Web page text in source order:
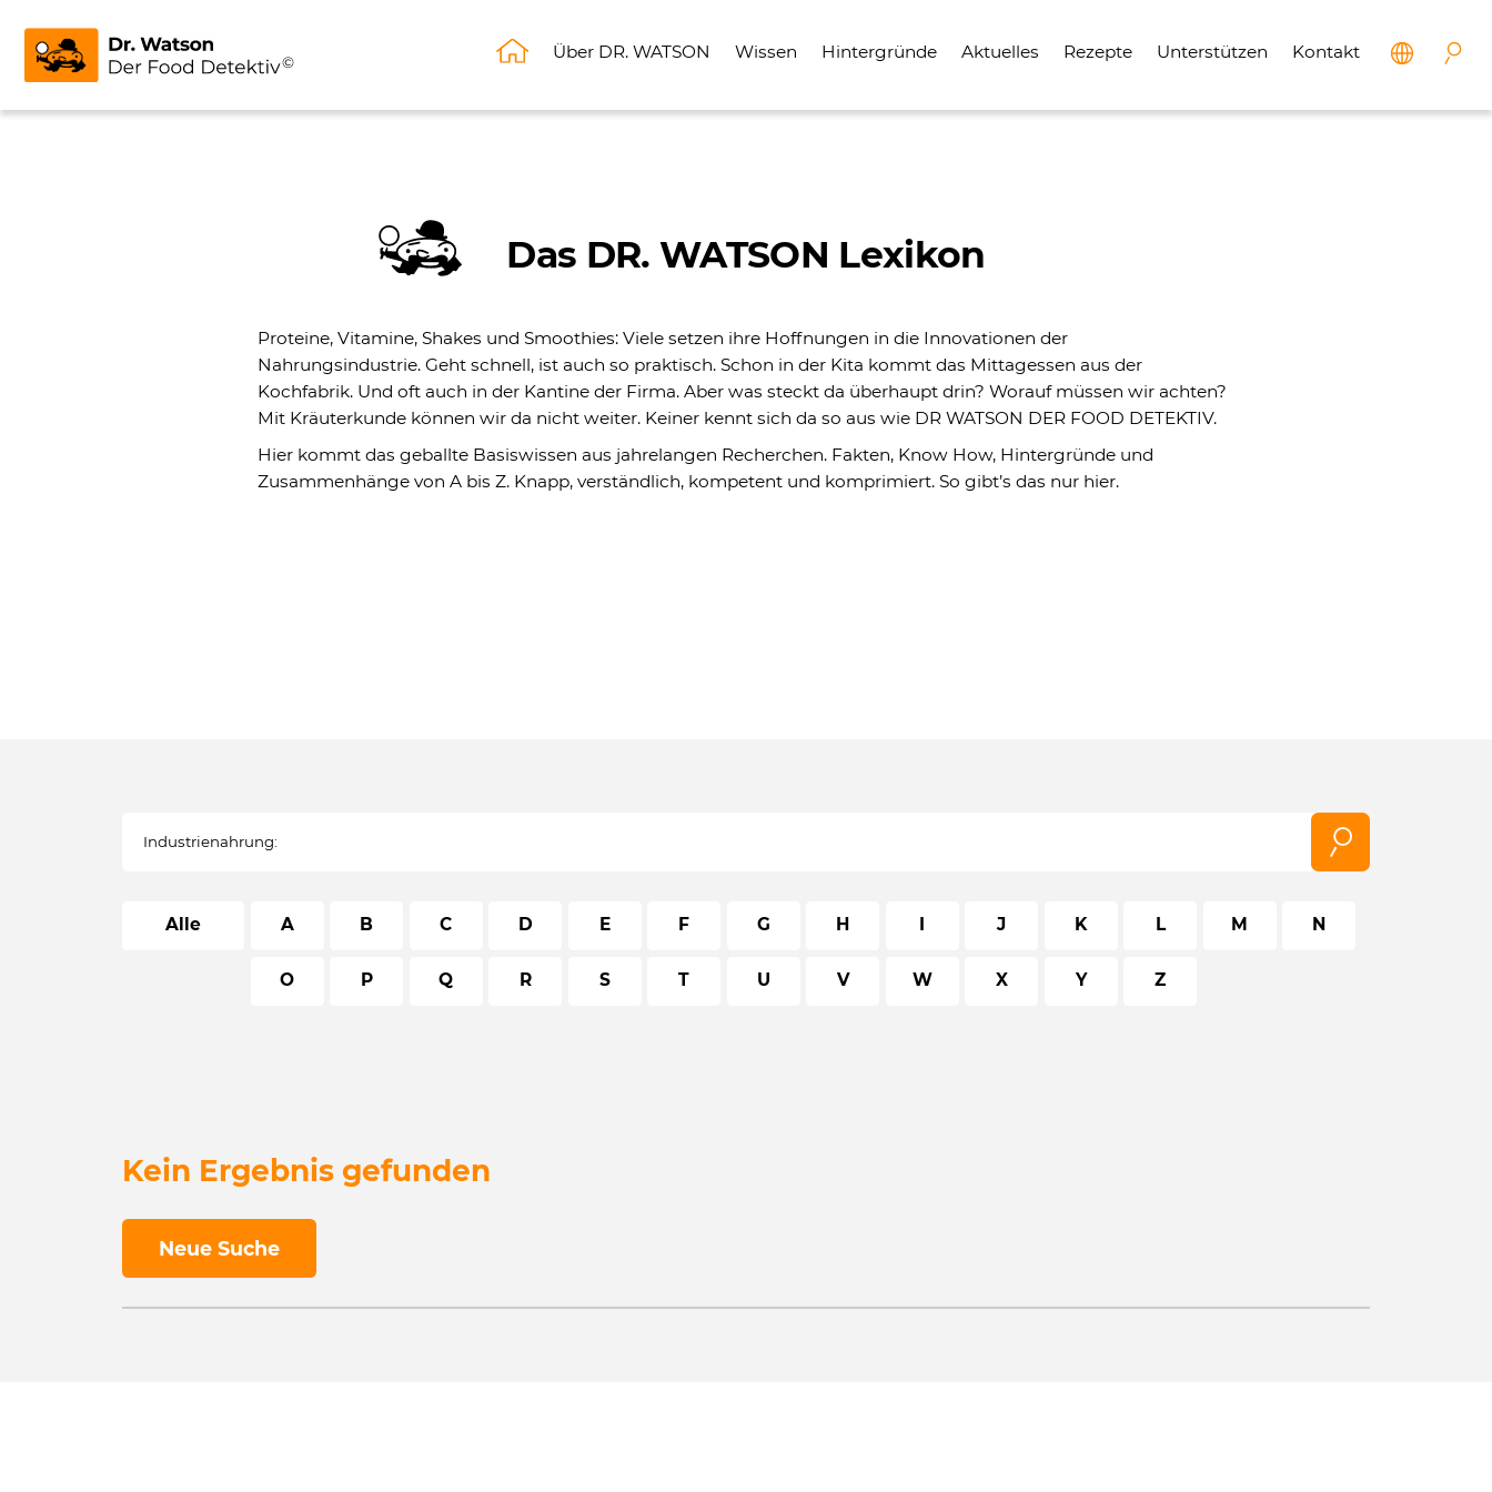
Über DR. WATSON Wissen Hintergründe Aktuelles Rezepte Unterstützen Kontakt
Das DR. WATSON Lexikon
Proteine, Vitamine, Shakes und Smoothies: Viele setzen ihre Hoffnungen in die Innovationen der
Nahrungsindustrie. Geht schnell, ist auch so praktisch. Schon in der Kita kommt das Mittagessen aus der
Kochfabrik. Und oft auch in der Kantine der Firma. Aber was steckt da überhaupt drin? Worauf müssen wir achten?
Mit Kräuterkunde können wir da nicht weiter. Keiner kennt sich da so aus wie DR WATSON DER FOOD DETEKTIV.
Hier kommt das geballte Basiswissen aus jahrelangen Recherchen. Fakten, Know How, Hintergründe und
Zusammenhänge von A bis Z. Knapp, verständlich, kompetent und komprimiert. So gibt’s das nur hier.
Alle A B C D E F G H I J K L M N
O P Q R S T U V W X Y Z
Kein Ergebnis gefunden
Neue Suche